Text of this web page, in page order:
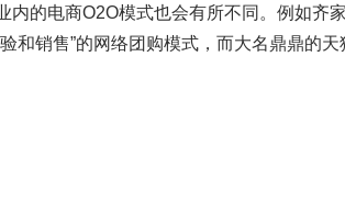
内的电商O2O模式也会有所不同。例如齐
和销售”的网络团购模式，而大名鼎鼎的